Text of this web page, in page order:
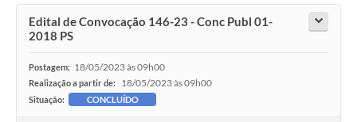
Edital de Convocação 146-23 - Conc Publ 01-
2018 PS
Postagem: 18/05/2023 às 09h00
Realização a partir de: 18/05/2023 às 09h00
Situação: CONCLUÍDO